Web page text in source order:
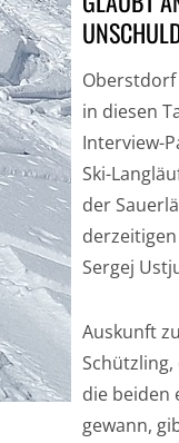
Oberstdorf
in diesen
Interview-
Ski-
der
Sergej
Auskunft
die beiden
gewann,